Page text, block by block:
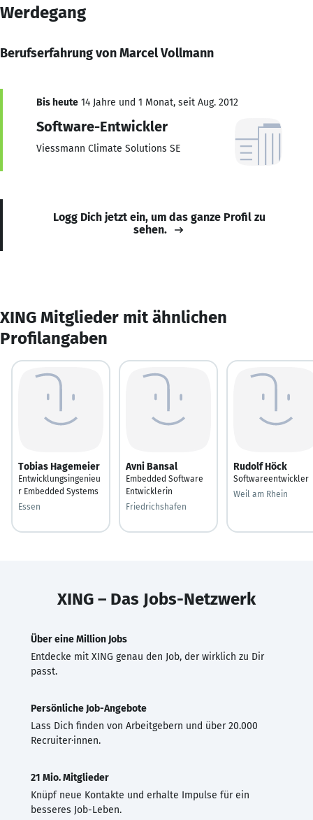
Werdegang
Berufserfahrung von Marcel Vollmann
Bis heute 14 Jahre und 1 Monat, seit Aug. 2012
Software-Entwickler
Viessmann Climate Solutions SE
Logg Dich jetzt ein, um das ganze Profil zu
sehen.
XING Mitglieder mit ähnlichen
Profilangaben
Tobias Hagemeier
Entwicklungsingenieu
r Embedded Systems
Essen
Avni Bansal
Embedded Software
Entwicklerin
Friedrichshafen
Rudolf Höck
Softwareentwickler
Weil am Rhein
XING – Das Jobs-Netzwerk
Über eine Million Jobs
Entdecke mit XING genau den Job, der wirklich zu Dir
passt.
Persönliche Job-Angebote
Lass Dich finden von Arbeitgebern und über 20.000
Recruiter·innen.
21 Mio. Mitglieder
Knüpf neue Kontakte und erhalte Impulse für ein
besseres Job-Leben.